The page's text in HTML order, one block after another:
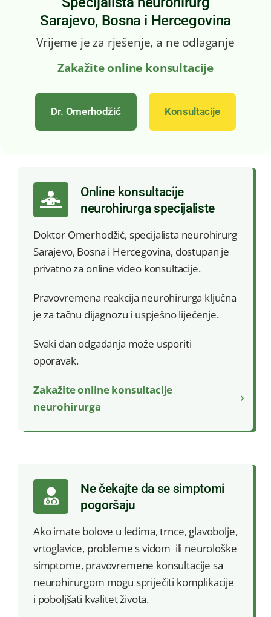
Kontakt
Sarajevo, Bosna i Hercegovina
Vrijeme je za rješenje, a ne odlaganje
Zakažite online konsultacije
Dr. Omerhodžić Konsultacije
Online konsultacije
neurohirurga specijaliste
Doktor Omerhodžić, specijalista neurohirurg
Sarajevo, Bosna i Hercegovina, dostupan je
privatno za online video konsultacije.
Pravovremena reakcija neurohirurga ključna
je za tačnu dijagnozu i uspješno liječenje.
Svaki dan odgađanja može usporiti
oporavak.
Zakažite online konsultacije
neurohirurga
Ne čekajte da se simptomi
pogoršaju
Ako imate bolove u leđima, trnce, glavobolje,
vrtoglavice, probleme s vidom ili neurološke
simptome, pravovremene konsultacije sa
neurohirurgom mogu spriječiti komplikacije
i poboljšati kvalitet života.